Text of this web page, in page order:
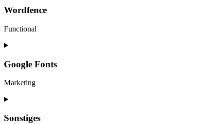
service
Wordfence
Functional
Consent
service
wordfence
Google Fonts
Marketing
Consent
service
Sonstiges